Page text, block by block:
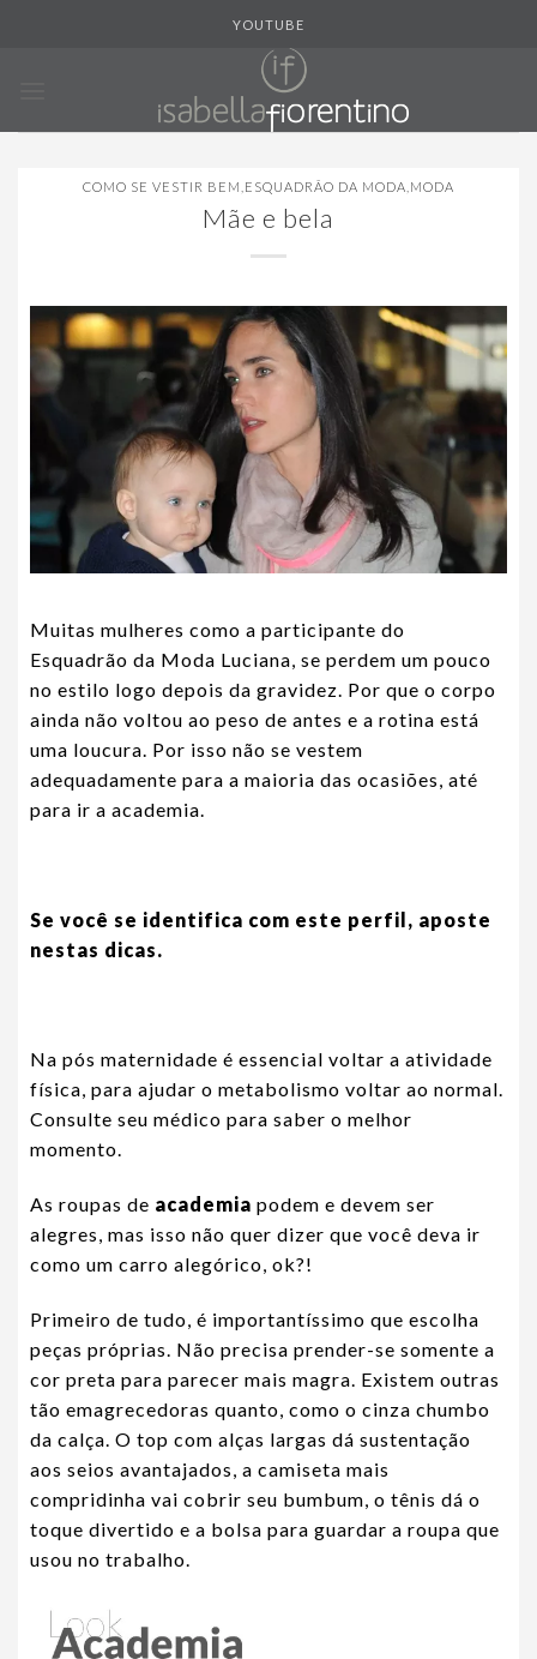
YOUTUBE
COMO SE VESTIR BEM ESQUADRÃO DA MODA MODA
Mãe e bela
Muitas mulheres como a participante do
Esquadrão da Moda Luciana, se perdem um pouco
no estilo logo depois da gravidez. Por que o corpo
ainda não voltou ao peso de antes e a rotina está
uma loucura. Por isso não se vestem
adequadamente para a maioria das ocasiões, até
para ir a academia.
Se você se identifica com este perfil, aposte
nestas dicas.
Na pós maternidade é essencial voltar a atividade
física, para ajudar o metabolismo voltar ao normal.
Consulte seu médico para saber o melhor
momento.
As roupas de academia podem e devem ser
alegres, mas isso não quer dizer que você deva ir
como um carro alegórico, ok?!
Primeiro de tudo, é importantíssimo que escolha
peças próprias. Não precisa prender-se somente a
cor preta para parecer mais magra. Existem outras
tão emagrecedoras quanto, como o cinza chumbo
da calça. O top com alças largas dá sustentação
aos seios avantajados, a camiseta mais
compridinha vai cobrir seu bumbum, o tênis dá o
toque divertido e a bolsa para guardar a roupa que
usou no trabalho.